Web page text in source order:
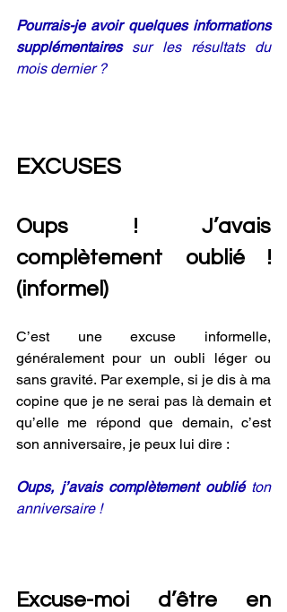
Pourrais-je avoir quelques informations
supplémentaires sur les résultats du
mois dernier ?
EXCUSES
Oups ! J’avais
complètement oublié !
(informel)
C’est une excuse informelle,
généralement pour un oubli léger ou
sans gravité. Par exemple, si je dis à ma
copine que je ne serai pas là demain et
qu’elle me répond que demain, c’est
son anniversaire, je peux lui dire :
Oups, j’avais complètement oublié ton
anniversaire !
Excuse-moi d’être en